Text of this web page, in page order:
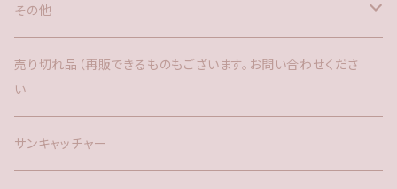
その他
バックチャーム
時計
サンキャッチャー
売り切れ品（再販できるものもございます。お問い合わせくださ
い
サンキャッチャー